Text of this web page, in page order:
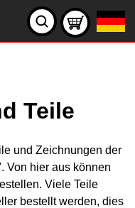
Teile
und Zeichnungen der
Von hier aus können
Viele Teile
bestellt werden, dies